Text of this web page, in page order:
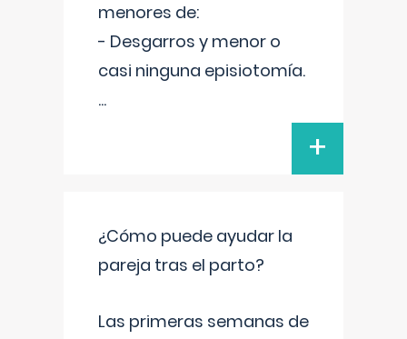
menores de:
- Desgarros y menor o
casi ninguna episiotomía.
...
+
¿Cómo puede ayudar la
pareja tras el parto?
Las primeras semanas de